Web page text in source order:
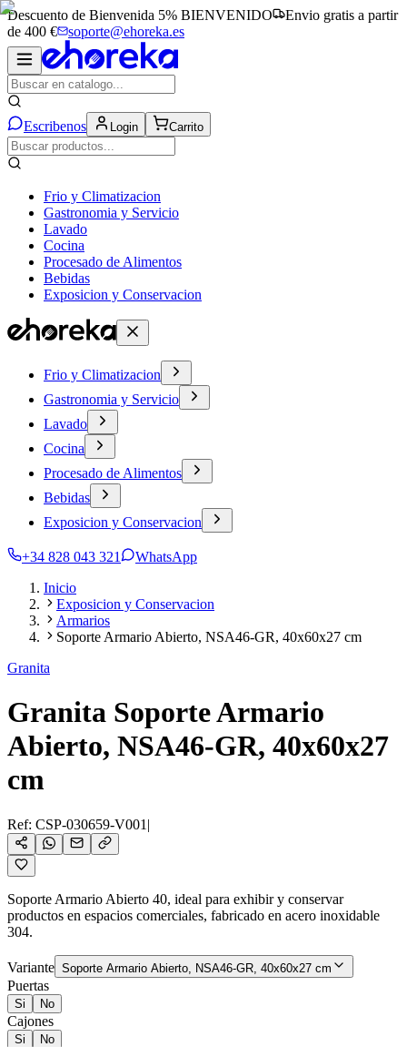
Descuento de Bienvenida 5% BIENVENIDO
Envio gratis a partir
de 400 €
soporte@ehoreka.es
Escribenos Login Carrito
Frio y Climatizacion
Gastronomia y Servicio
Lavado
Cocina
Procesado de Alimentos
Bebidas
Exposicion y Conservacion
Frio y Climatizacion
Gastronomia y Servicio
Lavado
Cocina
Procesado de Alimentos
Bebidas
Exposicion y Conservacion
+34 828 043 321
WhatsApp
Inicio
Exposicion y Conservacion
Armarios
Soporte Armario Abierto, NSA46-GR, 40x60x27 cm
Granita
Granita Soporte Armario
Abierto, NSA46-GR, 40x60x27
cm
Ref: CSP-030659-V001 |
Soporte Armario Abierto 40, ideal para exhibir y conservar
productos en espacios comerciales, fabricado en acero inoxidable
304.
Variante Soporte Armario Abierto, NSA46-GR, 40x60x27 cm
Puertas
Si No
Cajones
Si No